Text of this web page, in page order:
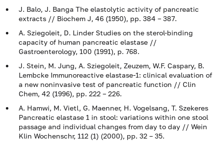
J. Balo, J. Banga The elastolytic activity of pancreatic
extracts // Biochem J, 46 (1950), pp. 384 – 387.
A. Sziegoleit, D. Linder Studies on the sterol-binding
capacity of human pancreatic elastase //
Gastroenterology, 100 (1991), p. 768.
J. Stein, M. Jung, A. Sziegoleit, Zeuzem, W.F. Caspary, B.
Lembcke Immunoreactive elastase-1: clinical evaluation of
a new noninvasive test of pancreatic function // Clin
Chem, 42 (1996), pp. 222 – 226.
A. Hamwi, M. Vietl, G. Maenner, H. Vogelsang, T. Szekeres
Pancreatic elastase 1 in stool: variations within one stool
passage and individual changes from day to day // Wein
Klin Wochenschr, 112 (1) (2000), pp. 32 – 35.